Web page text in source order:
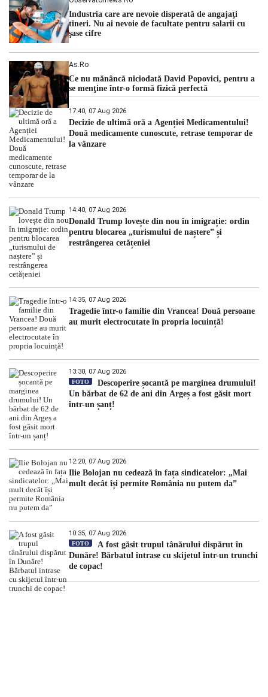
Industria care are nevoie disperată de angajaţi
tineri. Nu ai nevoie de facultate pentru salarii cu
şase cifre
As.ro
Ce nu mănâncă niciodată David Popovici, pentru a
se menţine într-o formă fizică perfectă
17:40, 07 Aug 2026
Decizie de ultimă oră a Agenției Medicamentului!
Două medicamente cunoscute, retrase temporar de
la vânzare
14:40, 07 Aug 2026
Donald Trump lovește din nou în imigrație: ordin
pentru blocarea „turismului de naștere” și
restrângerea cetățeniei
14:35, 07 Aug 2026
Tragedie într-o familie din Vrancea! Două persoane
au murit electrocutate în propria locuință!
13:30, 07 Aug 2026
FOTO
Descoperire șocantă pe marginea drumului!
Un bărbat de 62 de ani din Argeș a fost găsit mort
într-un șanț!
12:20, 07 Aug 2026
Ilie Bolojan nu cedează în fața sindicatelor: „Mai
mult decât își permite România nu putem da”
10:35, 07 Aug 2026
FOTO
A fost găsit trupul tânărului dispărut în
Dunăre! Bărbatul intrase cu skijetul într-un trunchi
de copac!